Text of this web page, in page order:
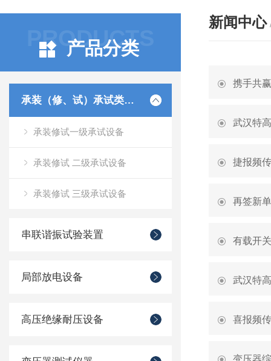
PRODUCTS
产品分类
承装（修、试）承试类仪器
承装修试一级承试设备
承装修试 二级承试设备
承装修试 三级承试设备
串联谐振试验装置
局部放电设备
高压绝缘耐压设备
新闻中心
携手共
武汉特
捷报频
再签新
有载开
武汉特
喜报频
变压器